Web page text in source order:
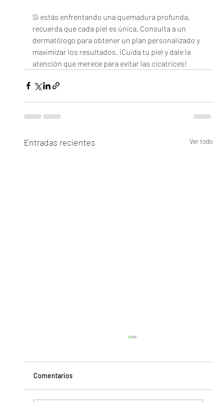
Si estás enfrentando una quemadura profunda,
recuerda que cada piel es única. Consulta a un
dermatólogo para obtener un plan personalizado y
maximizar los resultados. ¡Cuida tu piel y dale la
atención que merece para evitar las cicatrices!
Entradas recientes Ver todo
Comentarios